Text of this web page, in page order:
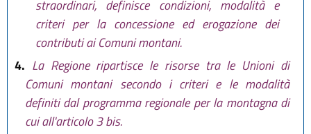
straordinari, definisce condizioni, modalità e
criteri per la concessione ed erogazione dei
contributi ai Comuni montani.
4. La Regione ripartisce le risorse tra le Unioni di
Comuni montani secondo i criteri e le modalità
definiti dal programma regionale per la montagna di
cui all'articolo 3 bis.